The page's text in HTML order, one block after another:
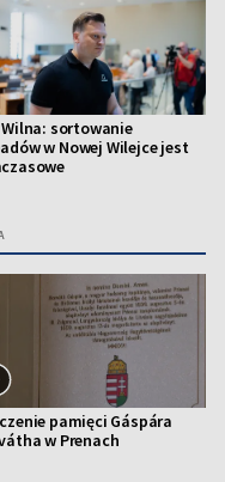
Wilna: sortowanie
w Nowej Wilejce jest
pamięci Gáspára
w Prenach